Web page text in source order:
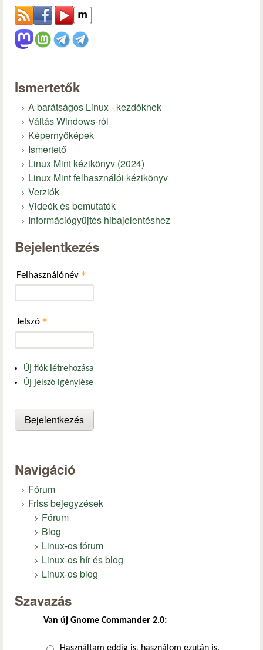
Ismertetők
A barátságos Linux - kezdőknek
Váltás Windows-ról
Képernyőképek
Ismertető
Linux Mint kézikönyv (2024)
Linux Mint felhasználói kézikönyv
Verziók
Videók és bemutatók
Információgyűjtés hibajelentéshez
Bejelentkezés
Felhasználónév *
Jelszó *
Új fiók létrehozása
Új jelszó igénylése
Navigáció
Fórum
Friss bejegyzések
Fórum
Blog
Linux-os fórum
Linux-os hír és blog
Linux-os blog
Szavazás
Van új Gnome Commander 2.0:
Használtam eddig is, használom ezután is.